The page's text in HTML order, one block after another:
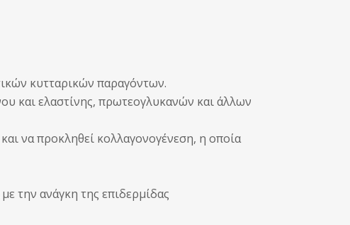
κυτταρικών παραγόντων.
και ελαστίνης, πρωτεογλυκανών και άλλων
να προκληθεί κολλαγονογένεση, η οποία
την ανάγκη της επιδερμίδας